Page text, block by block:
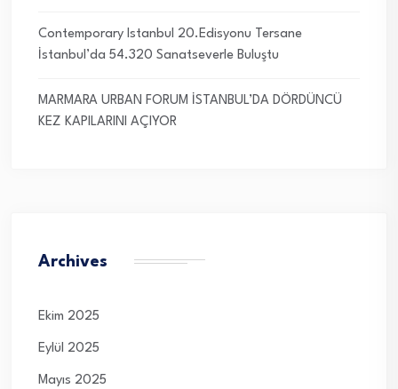
Contemporary Istanbul 20.Edisyonu Tersane
İstanbul’da 54.320 Sanatseverle Buluştu
MARMARA URBAN FORUM İSTANBUL’DA DÖRDÜNCÜ
KEZ KAPILARINI AÇIYOR
Archives
Ekim 2025
Eylül 2025
Mayıs 2025